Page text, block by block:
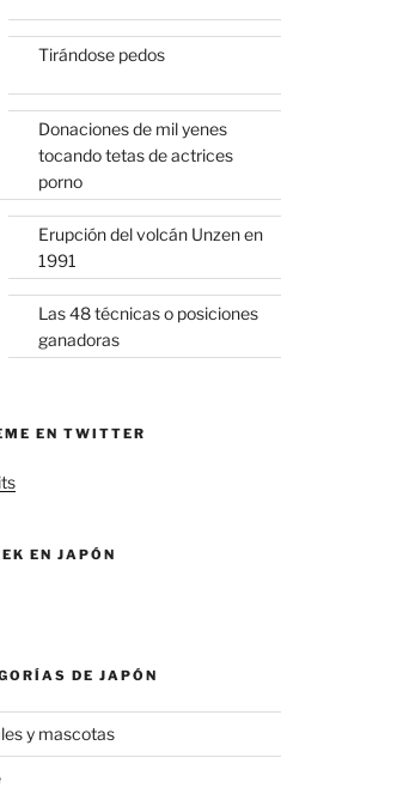
Tirándose pedos
Donaciones de mil yenes
tocando tetas de actrices
porno
Erupción del volcán Unzen en
1991
Las 48 técnicas o posiciones
ganadoras
EN TWITTER
EN JAPÓN
DE JAPÓN
y mascotas